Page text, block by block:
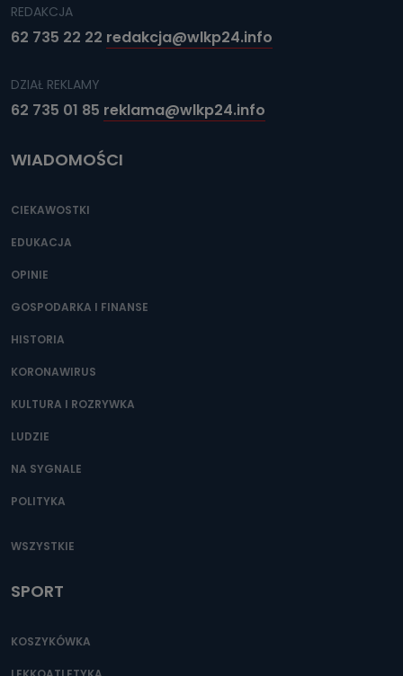
REDAKCJA
62 735 22 22 redakcja@wlkp24.info
DZIAŁ REKLAMY
62 735 01 85 reklama@wlkp24.info
WIADOMOŚCI
CIEKAWOSTKI
EDUKACJA
OPINIE
GOSPODARKA I FINANSE
HISTORIA
KORONAWIRUS
KULTURA I ROZRYWKA
LUDZIE
NA SYGNALE
POLITYKA
WSZYSTKIE
SPORT
KOSZYKÓWKA